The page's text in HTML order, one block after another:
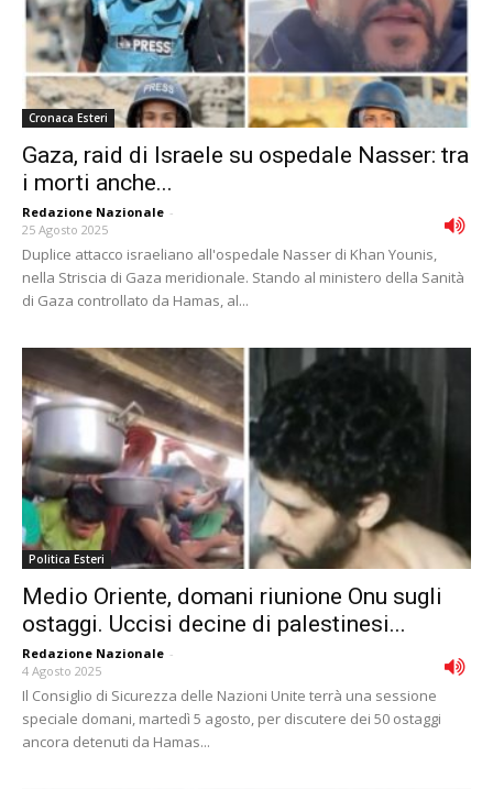
Cronaca Esteri
Gaza, raid di Israele su ospedale Nasser: tra
i morti anche...
Redazione Nazionale -
25 Agosto 2025
Duplice attacco israeliano all'ospedale Nasser di Khan Younis,
nella Striscia di Gaza meridionale. Stando al ministero della Sanità
di Gaza controllato da Hamas, al...
Politica Esteri
Medio Oriente, domani riunione Onu sugli
ostaggi. Uccisi decine di palestinesi...
Redazione Nazionale -
4 Agosto 2025
Il Consiglio di Sicurezza delle Nazioni Unite terrà una sessione
speciale domani, martedì 5 agosto, per discutere dei 50 ostaggi
ancora detenuti da Hamas...